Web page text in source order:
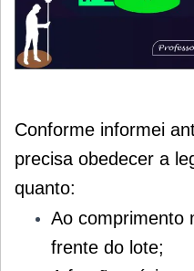
Conforme informei
precisa obedecer a
quanto:
Ao comprimento
frente do lote;